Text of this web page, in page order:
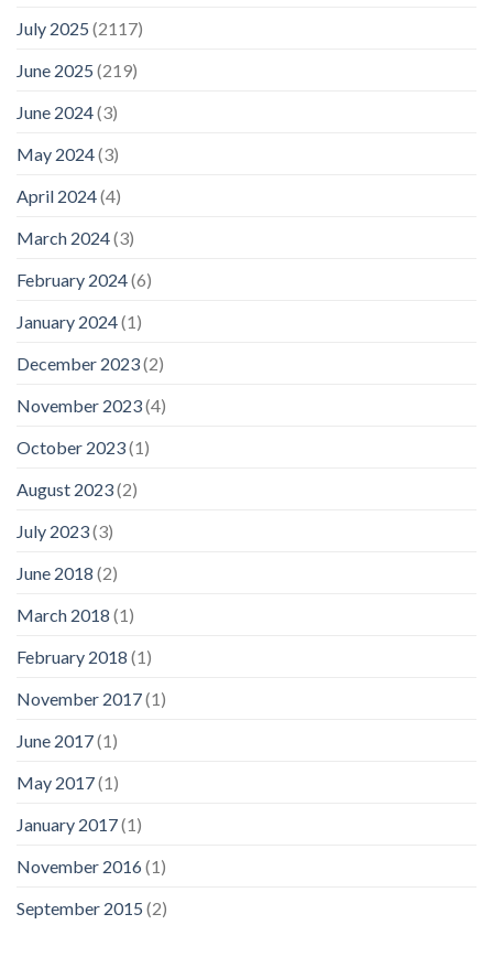
July 2025 (2117)
June 2025 (219)
June 2024(3)
May 2024(3)
April 2024(4)
March 2024(3)
February 2024(6)
January 2024(1)
December 2023(2)
November 2023(4)
October 2023(1)
August 2023(2)
July 2023(3)
June 2018 (2)
March 2018 (1)
February 2018 (1)
November 2017(1)
June 2017(1)
May 2017(1)
January 2017(1)
November 2016(1)
September 2015 (2)